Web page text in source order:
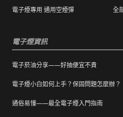
有非人為造成的破
電子煙專用 通用空煙彈 全
電子煙資訊
電子菸油分享——好抽便宜不貴
電子煙小白如何上手？保固問題怎麼辦？
通俗易懂——最全電子煙入門指南